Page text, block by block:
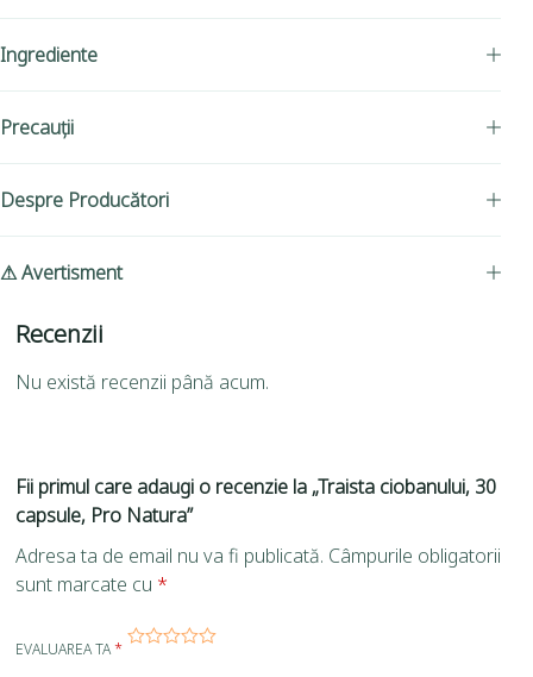
Ingrediente
Precauții
Despre Producători
⚠ Avertisment
Recenzii
Nu există recenzii până acum.
Fii primul care adaugi o recenzie la „Traista ciobanului, 30
capsule, Pro Natura”
Adresa ta de email nu va fi publicată. Câmpurile obligatorii
sunt marcate cu *
EVALUAREA TA*